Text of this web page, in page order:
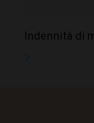
Indennità di